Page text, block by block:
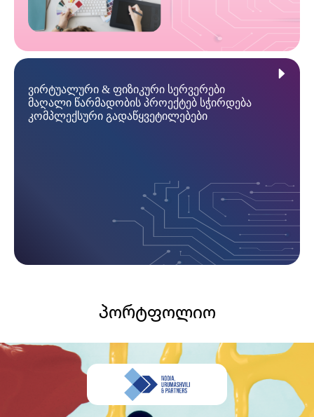
ვირტუალური & ფიზიკური სერვერები
მაღალი წარმადობის პროექტებ სჭირდება
კომპლექსური გადაწყვეტილებები
პორტფოლიო